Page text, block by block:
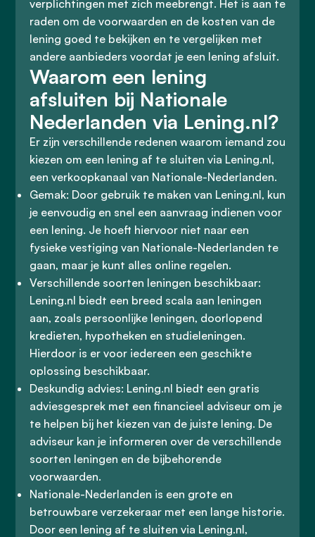
verplichtingen met zich meebrengt. Het is aan te
raden om de voorwaarden en de kosten van de
lening goed te bekijken en te vergelijken met
andere aanbieders voordat je een lening afsluit.
Waarom een lening
afsluiten bij Nationale
Nederlanden via Lening.nl?
Er zijn verschillende redenen waarom iemand zou
kiezen om een lening af te sluiten via Lening.nl,
een verkoopkanaal van Nationale-Nederlanden.
Gemak: Door gebruik te maken van Lening.nl, kun
je eenvoudig en snel een aanvraag indienen voor
een lening. Je hoeft hiervoor niet naar een
fysieke vestiging van Nationale-Nederlanden te
gaan, maar je kunt alles online regelen.
Verschillende soorten leningen beschikbaar:
Lening.nl biedt een breed scala aan leningen
aan, zoals persoonlijke leningen, doorlopend
kredieten, hypotheken en studieleningen.
Hierdoor is er voor iedereen een geschikte
oplossing beschikbaar.
Deskundig advies: Lening.nl biedt een gratis
adviesgesprek met een financieel adviseur om je
te helpen bij het kiezen van de juiste lening. De
adviseur kan je informeren over de verschillende
soorten leningen en de bijbehorende
voorwaarden.
Nationale-Nederlanden is een grote en
betrouwbare verzekeraar met een lange historie.
Door een lening af te sluiten via Lening.nl,